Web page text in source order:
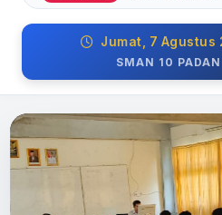
Jumat, 7 Agustus
SMAN 10